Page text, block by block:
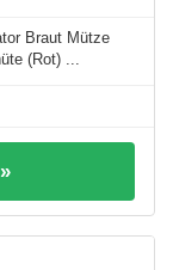
Braut Mütze
(Rot) ...